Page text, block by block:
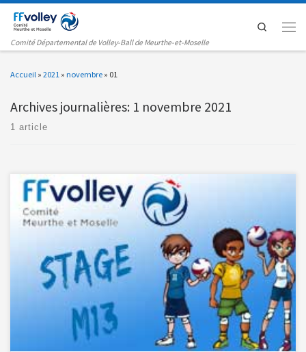
Passer au contenu
Comité Départemental de Volley-Ball de Meurthe-et-Moselle
Search
Accueil » 2021 » novembre » 01
Archives journalières: 1 novembre 2021
1 article
Lundi 25 et Mardi 26 Octobre 2021, 35 jeunes joueurs […]